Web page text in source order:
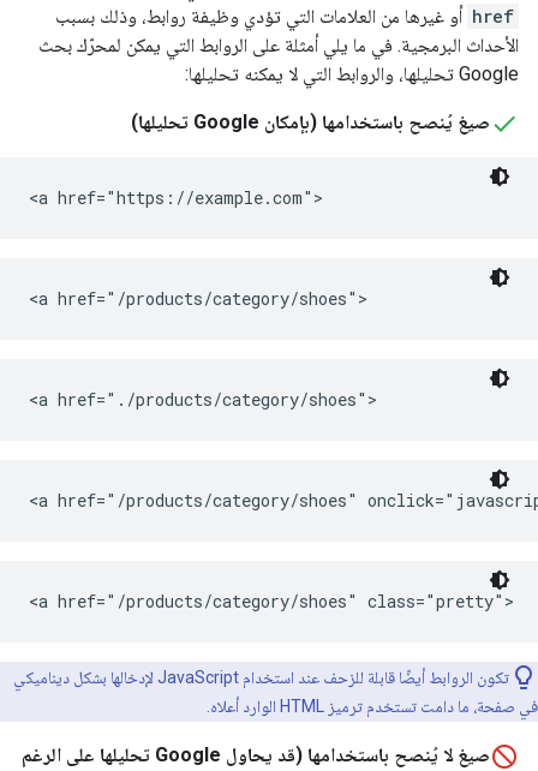
href أو غيرها من العلامات التي تؤدي وظيفة روابط، وذلك بسبب
الأحداث البرمجية. في ما يلي أمثلة على الروابط التي يمكن لمحرّك بحث
Google تحليلها، والروابط التي لا يمكنه تحليلها:
صيغ يُنصح باستخدامها (بإمكان Google تحليلها)
<a href="https://example.com">
<a href="/products/category/shoes">
<a href="./products/category/shoes">
<a href="/products/category/shoes"
<a href="/products/category/shoes" class="pretty">
تكون الروابط أيضًا قابلة للزحف عند استخدام JavaScript لإدخالها بشكل ديناميكي
في صفحة، ما دامت تستخدم ترميز HTML الوارد أعلاه.
صيغ لا يُنصح باستخدامها (قد يحاول Google تحليلها على الرغم